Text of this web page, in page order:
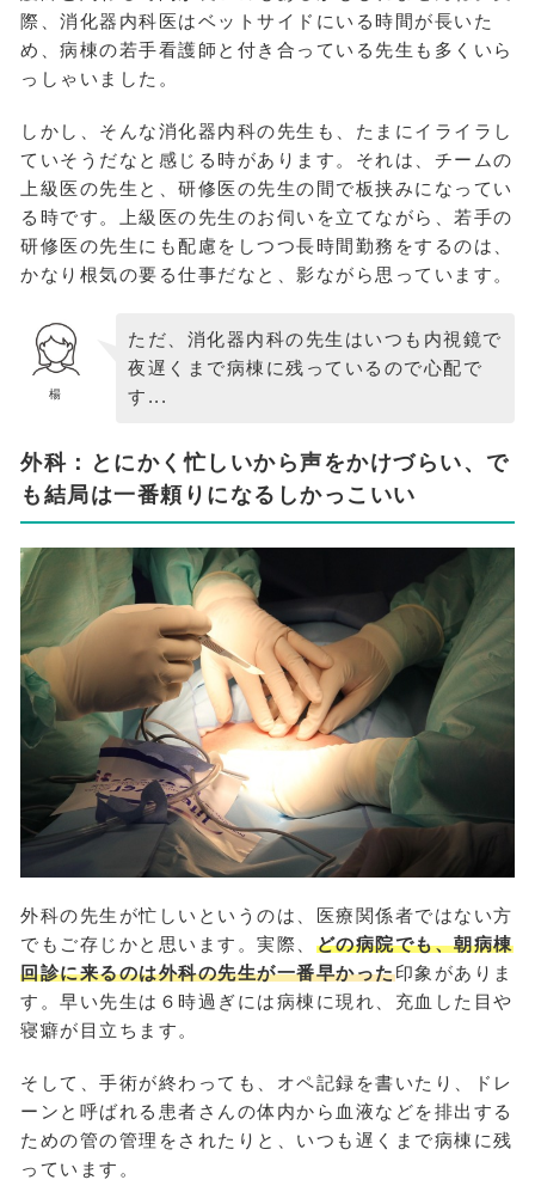
際、消化器内科医はベットサイドにいる時間が長いた
め、病棟の若手看護師と付き合っている先生も多くいら
っしゃいました。
しかし、そんな消化器内科の先生も、たまにイライラし
ていそうだなと感じる時があります。それは、チームの
上級医の先生と、研修医の先生の間で板挟みになってい
る時です。上級医の先生のお伺いを立てながら、若手の
研修医の先生にも配慮をしつつ長時間勤務をするのは、
かなり根気の要る仕事だなと、影ながら思っています。
楊
ただ、消化器内科の先生はいつも内視鏡で
夜遅くまで病棟に残っているので心配で
す...
外科：とにかく忙しいから声をかけづらい、で
も結局は一番頼りになるしかっこいい
外科の先生が忙しいというのは、医療関係者ではない方
でもご存じかと思います。実際、 どの病院でも、朝病棟
回診に来るのは外科の先生が一番早かった印象がありま
す。早い先生は６時過ぎには病棟に現れ、充血した目や
寝癖が目立ちます。
そして、手術が終わっても、オペ記録を書いたり、ドレ
ーンと呼ばれる患者さんの体内から血液などを排出する
ための管の管理をされたりと、いつも遅くまで病棟に残
っています。